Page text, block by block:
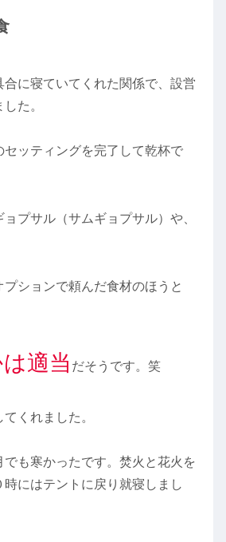
に寝ていてくれた関係で、設営
た。
セッティングを完了して乾杯で
プサル（サムギョプサル）や、
ションで頼んだ食材のほうと
適当 だそうです。笑
くれました。
でも寒かったです。焚火と花火を
時にはテントに戻り就寝しまし